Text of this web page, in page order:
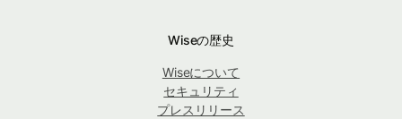
Wiseの歴史
Wiseについて
セキュリティ
プレスリリース